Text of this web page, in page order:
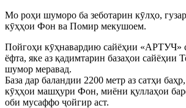
Мо роҳи шуморо ба зеботарин кӯлҳо,
кӯҳҳои Фон ва Помир мекушоем.
Пойгоҳи кӯҳнавардию сайёҳии «АРТУЧ»
ёфта, яке аз қадимтарин базаҳои сайёҳии
шумор меравад.
База дар баландии 2200 метр аз сатҳи
кӯҳҳои машҳури Фон, миёни қуллаҳои
оби мусаффо ҷойгир аст.